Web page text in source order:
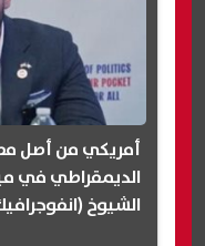
أمريكي من أصل
الديمقراطي في
الشيوخ